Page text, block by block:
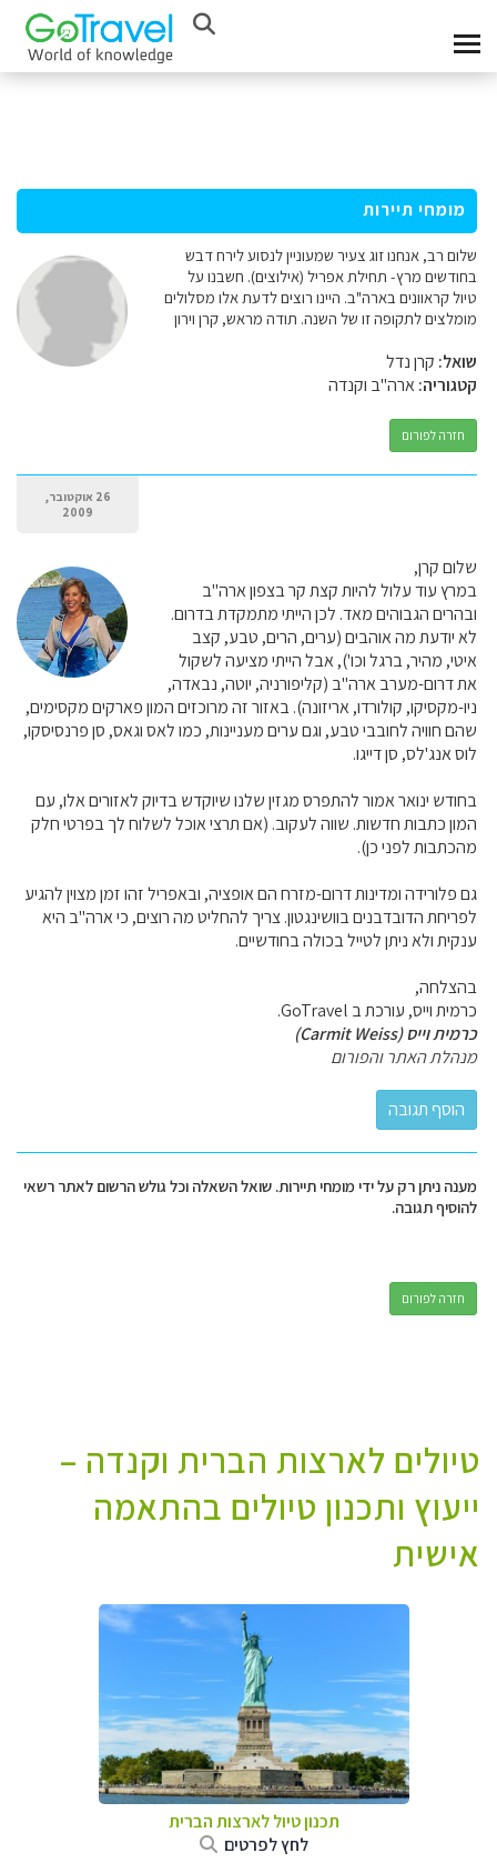
מומחי תיירות
שלום רב, אנחנו זוג צעיר שמעוניין לנסוע לירח דבש
בחודשים מרץ- תחילת אפריל (אילוצים). חשבנו על
טיול קראוונים בארה"ב. היינו רוצים לדעת אלו מסלולים
מומלצים לתקופה זו של השנה. תודה מראש, קרן וירון
שואל: קרן נדל
קטגוריה:ארה"ב וקנדה
חזרה לפורום
26 אוקטובר,
2009
שלום קרן,
במרץ עוד עלול להיות קצת קר בצפון ארה"ב
ובהרים הגבוהים מאד. לכן הייתי מתמקדת בדרום.
לא יודעת מה אוהבים (ערים, הרים, טבע, קצב
איטי, מהיר, ברגל וכו'), אבל הייתי מציעה לשקול
את דרום-מערב ארה"ב (קליפורניה, יוטה, נבאדה,
ניו-מקסיקו, קולורדו, אריזונה). באזור זה מרוכזים המון פארקים מקסימים,
שהם חוויה לחובבי טבע, וגם ערים מעניינות, כמו לאס וגאס, סן פרנסיסקו,
לוס אנג'לס, סן דייגו.
בחודש ינואר אמור להתפרס מגזין שלנו שיוקדש בדיוק לאזורים אלו, עם
המון כתבות חדשות. שווה לעקוב. (אם תרצי אוכל לשלוח לך בפרטי חלק
מהכתבות לפני כן).
גם פלורידה ומדינות דרום-מזרח הם אופציה, ובאפריל זהו זמן מצוין להגיע
לפריחת הדובדבנים בוושינגטון. צריך להחליט מה רוצים, כי ארה"ב היא
ענקית ולא ניתן לטייל בכולה בחודשיים.
בהצלחה,
כרמית וייס, עורכת ב GoTravel.
כרמית וייס (Carmit Weiss)
מנהלת האתר והפורום
מענה ניתן רק על ידי מומחי תיירות. שואל השאלה וכל גולש הרשום לאתר רשאי
להוסיף תגובה.
חזרה לפורום
טיולים לארצות הברית וקנדה –
ייעוץ ותכנון טיולים בהתאמה
אישית
תכנון טיול לארצות הברית
לחץ לפרטים